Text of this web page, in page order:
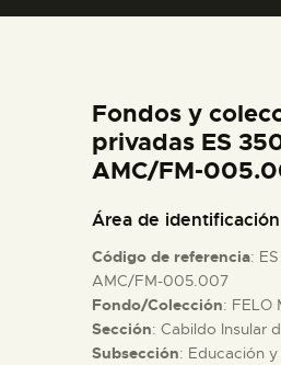
ESPAÑOL
ACTIVIDADES
█
Fondos y
privadas ES
AMC/FM-
Área de identificación
Código de referencia:
AMC/FM-005.007
Fondo/Colección: FELO
Sección: Cabildo Insular
Subsección: Educación